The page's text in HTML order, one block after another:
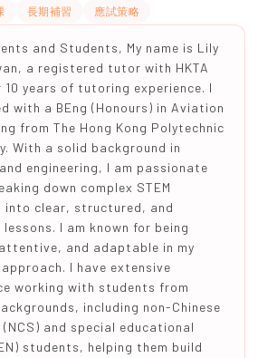
長期補習 應試策略
and Students, My name is Lily
a registered tutor with HKTA
10 years of tutoring experience. I
with a BEng (Honours) in Aviation
from The Hong Kong Polytechnic
With a solid background in
engineering, I am passionate
down complex STEM
into clear, structured, and
lessons. I am known for being
and adaptable in my
I have extensive
working with students from
including non-Chinese
(NCS) and special educational
students, helping them build